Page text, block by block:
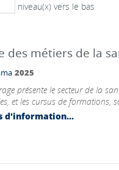
niveau(x) vers le bas
des métiers de la
2025
présente le secteur de la
et les cursus de formations,
d'information...